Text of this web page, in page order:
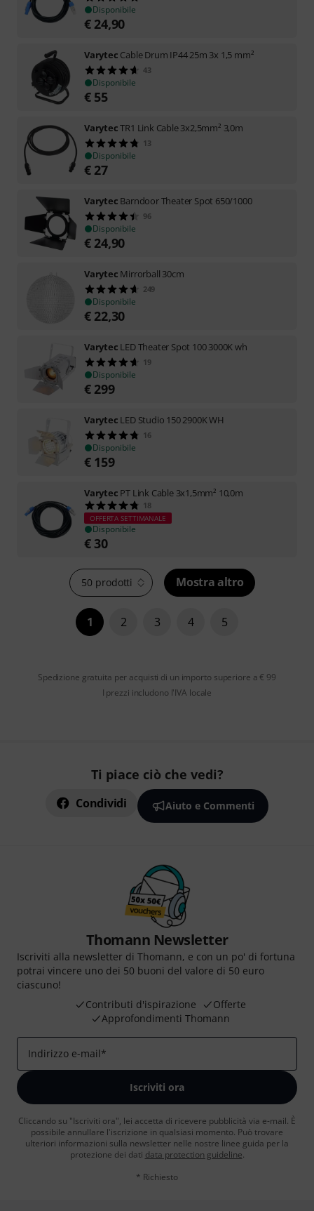
Disponibile
€ 24,90
Varytec Cable Drum IP44 25m 3x 1,5 mm²
43
Disponibile
€ 55
VarytecTR1 Link Cable 3x2,5mm² 3,0m
13
Disponibile
€ 27
Varytec Barndoor Theater Spot 650/1000
96
Disponibile
€ 24,90
Varytec Mirrorball 30cm
249
Disponibile
€ 22,30
Varytec LED Theater Spot 100 3000K wh
19
Disponibile
€ 299
Varytec LED Studio 150 2900K WH
16
Disponibile
€ 159
Varytec PT Link Cable 3x1,5mm² 10,0m
18
OFFERTA SETTIMANALE
Disponibile
€ 30
50 prodotti Mostra altro
1 2 3 4 5
Spedizione gratuita per acquisti di un importo superiore a € 99
I prezzi includono l'IVA locale
Ti piace ciò che vedi?
Condividi Aiuto e Commenti
Thomann Newsletter
Iscriviti alla newsletter di Thomann, e con un po' di fortuna
potrai vincere uno dei 50 buoni del valore di 50 euro
ciascuno!
Contributi d'ispirazione
Offerte
Approfondimenti Thomann
Indirizzo e-mail*
Iscriviti ora
Cliccando su "Iscriviti ora", lei accetta di ricevere pubblicità via e-mail. È
possibile annullare l'iscrizione in qualsiasi momento. Può trovare
ulteriori informazioni sulla newsletter nelle nostre linee guida per la
protezione dei dati data protection guideline.
* Richiesto